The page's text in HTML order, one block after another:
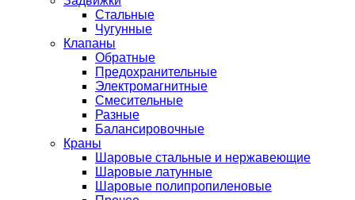
Стальные
Чугунные
Клапаны
Обратные
Предохранительные
Электромагнитные
Смесительные
Разные
Балансировочные
Краны
Шаровые стальные и нержавеющие
Шаровые латунные
Шаровые полипропиленовые